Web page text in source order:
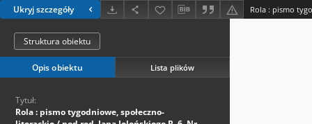
Ukryj szczegóły
Struktura obiektu
Opis obiektu Lista plików
Tytuł:
Rola : pismo tygodniowe, społeczno-